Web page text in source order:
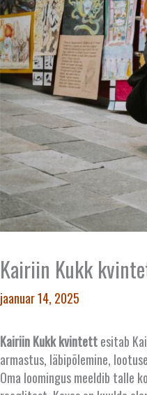
Kairiin Kukk
jaanuar 14, 2025
Kairiin Kukk kvintettesitab
armastus, läbipõlemine,
Oma loomingus meeldib talle